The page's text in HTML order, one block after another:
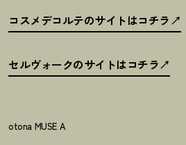
コスメデコルテのサイトはコチラ
セルヴォークのサイトはコチラ
otona MUSE A